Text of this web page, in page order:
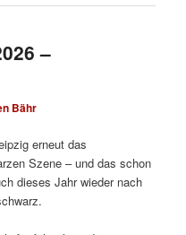
–
Bähr
erneut das
Szene – und das schon
dieses Jahr wieder nach